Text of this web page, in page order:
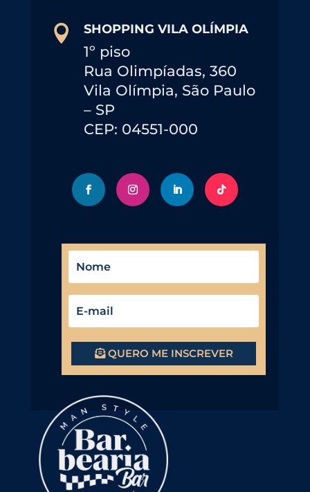
 SHOPPING VILA OLÍMPIA
1º piso
Rua Olimpíadas, 360
Vila Olímpia, São Paulo
– SP
CEP: 04551-000
QUERO ME INSCREVER